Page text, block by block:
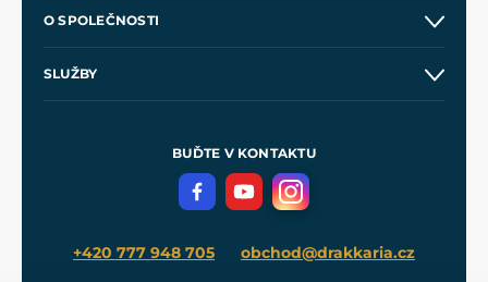
Velkoobchod
O SPOLEČNOSTI
SLUŽBY
Meče pro Kingdom Come
BUĎTE V KONTAKTU
+420 777 948 705 obchod@drakkaria.cz